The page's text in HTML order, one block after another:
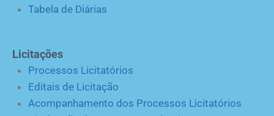
Tabela de Diárias
Licitações
Processos Licitatórios
Editais de Licitação
Acompanhamento dos Processos Licitatórios